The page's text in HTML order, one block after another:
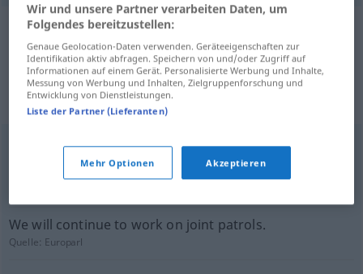
Beispielsätze aus externen Quellen
für "Patrouille"
(nicht von der Langenscheidt Redaktion
geprüft)
We will continue to work on joint patrols.
Quelle: Europarl
Wir und unsere Partner verarbeiten Daten, um
Folgendes bereitzustellen:
Genaue Geolocation-Daten verwenden. Geräteeigenschaften zur
Identifikation aktiv abfragen. Speichern von und/oder Zugriff auf
Informationen auf einem Gerät. Personalisierte Werbung und Inhalte,
Messung von Werbung und Inhalten, Zielgruppenforschung und
Entwicklung von Dienstleistungen.
Liste der Partner (Lieferanten)
Mehr Optionen Akzeptieren